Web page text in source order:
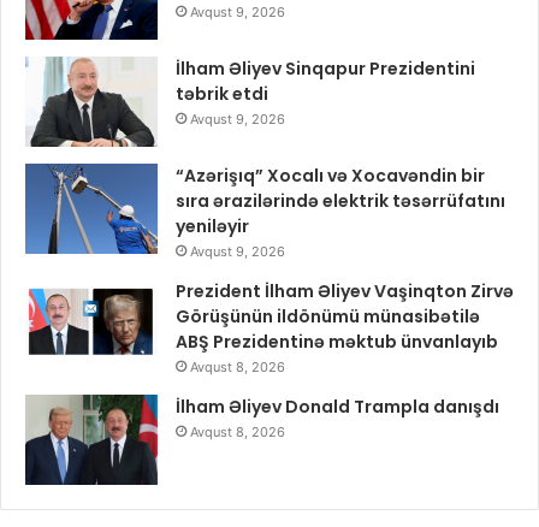
Avqust 9, 2026
İlham Əliyev Sinqapur Prezidentini
təbrik etdi
Avqust 9, 2026
“Azərişıq” Xocalı və Xocavəndin bir
sıra ərazilərində elektrik təsərrüfatını
yeniləyir
Avqust 9, 2026
Prezident İlham Əliyev Vaşinqton Zirvə
Görüşünün ildönümü münasibətilə
ABŞ Prezidentinə məktub ünvanlayıb
Avqust 8, 2026
İlham Əliyev Donald Trampla danışdı
Avqust 8, 2026